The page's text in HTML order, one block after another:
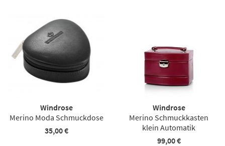
Windrose
Merino Moda Schmuckdose
35,00 €
Windrose
Merino Schmuckkasten
klein Automatik
99,00 €